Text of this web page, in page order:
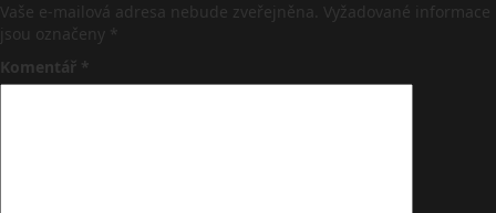
Vaše e-mailová adresa nebude zveřejněna. Vyžadované informace
jsou označeny *
Komentář *